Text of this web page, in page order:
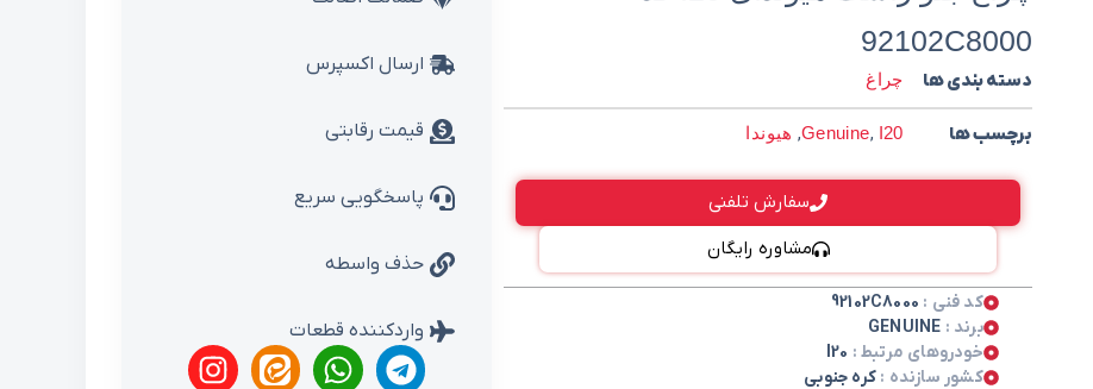
92102C8000
دسته بندی ها چراغ
برچسب ها Genuine, I20
, هیوندا
سفارش تلفنی
مشاوره رایگان
کد فنی : 92102C8000
برند : GENUINE
خودروهای مرتبط : I20
کشور سازنده :کره جنوبی
ارسال اکسپرس
قیمت رقابتی
پاسخگویی سریع
حذف واسطه
واردکننده قطعات